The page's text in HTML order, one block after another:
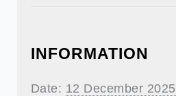
INFORMATION
Date: 12 December 2025